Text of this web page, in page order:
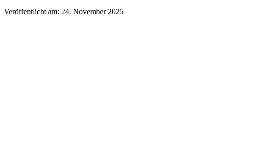
Veröffentlicht am: 24. November 2025